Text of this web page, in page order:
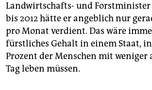
Landwirtschafts- und Forstminister
bis 2012 hätte er angeblich nur
pro Monat verdient. Das wäre
fürstliches Gehalt in einem Staat,
Prozent der Menschen mit weniger
Tag leben müssen.